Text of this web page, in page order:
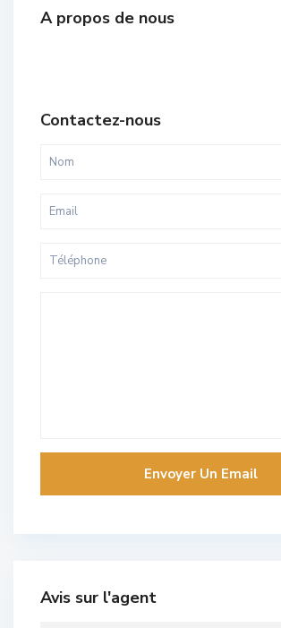
A propos de nous
Contactez-nous
Avis sur l'agent